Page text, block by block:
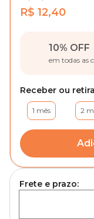
R$ 12,40
10% OFF
em todas as
Receber ou
1 mês 2
Frete e prazo: